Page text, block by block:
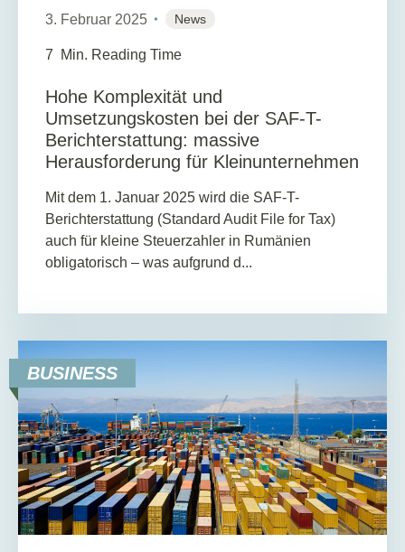
3. Februar 2025 News
7 Min. Reading Time
Hohe Komplexität und
Umsetzungskosten bei der SAF-T-
Berichterstattung: massive
Herausforderung für Kleinunternehmen
Mit dem 1. Januar 2025 wird die SAF-T-
Berichterstattung (Standard Audit File for Tax)
auch für kleine Steuerzahler in Rumänien
obligatorisch – was aufgrund d...
BUSINESS